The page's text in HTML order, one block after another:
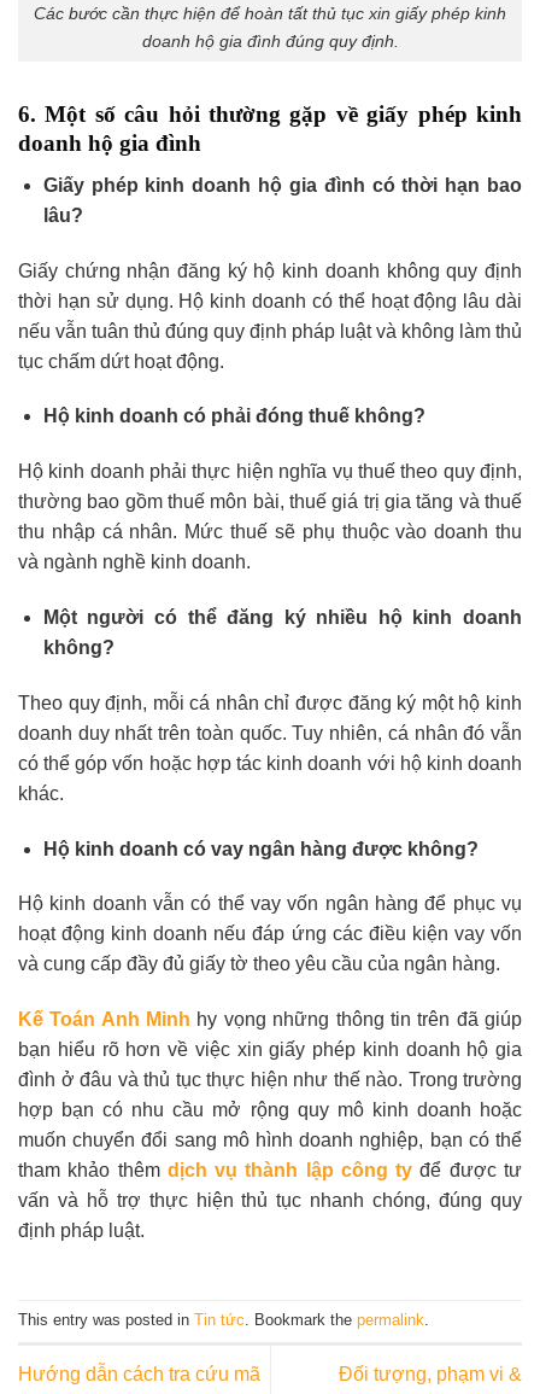
Các bước cần thực hiện để hoàn tất thủ tục xin giấy phép kinh
doanh hộ gia đình đúng quy định.
6. Một số câu hỏi thường gặp về giấy phép kinh
doanh hộ gia đình
Giấy phép kinh doanh hộ gia đình có thời hạn bao
lâu?
Giấy chứng nhận đăng ký hộ kinh doanh không quy định
thời hạn sử dụng. Hộ kinh doanh có thể hoạt động lâu dài
nếu vẫn tuân thủ đúng quy định pháp luật và không làm thủ
tục chấm dứt hoạt động.
Hộ kinh doanh có phải đóng thuế không?
Hộ kinh doanh phải thực hiện nghĩa vụ thuế theo quy định,
thường bao gồm thuế môn bài, thuế giá trị gia tăng và thuế
thu nhập cá nhân. Mức thuế sẽ phụ thuộc vào doanh thu
và ngành nghề kinh doanh.
Một người có thể đăng ký nhiều hộ kinh doanh
không?
Theo quy định, mỗi cá nhân chỉ được đăng ký một hộ kinh
doanh duy nhất trên toàn quốc. Tuy nhiên, cá nhân đó vẫn
có thể góp vốn hoặc hợp tác kinh doanh với hộ kinh doanh
khác.
Hộ kinh doanh có vay ngân hàng được không?
Hộ kinh doanh vẫn có thể vay vốn ngân hàng để phục vụ
hoạt động kinh doanh nếu đáp ứng các điều kiện vay vốn
và cung cấp đầy đủ giấy tờ theo yêu cầu của ngân hàng.
Kế Toán Anh Minh hy vọng những thông tin trên đã giúp
bạn hiểu rõ hơn về việc xin giấy phép kinh doanh hộ gia
đình ở đâu và thủ tục thực hiện như thế nào. Trong trường
hợp bạn có nhu cầu mở rộng quy mô kinh doanh hoặc
muốn chuyển đổi sang mô hình doanh nghiệp, bạn có thể
tham khảo thêm dịch vụ thành lập công ty để được tư
vấn và hỗ trợ thực hiện thủ tục nhanh chóng, đúng quy
định pháp luật.
This entry was posted in Tin tức. Bookmark the permalink.
Hướng dẫn cách tra cứu mã Đối tượng, phạm vi &